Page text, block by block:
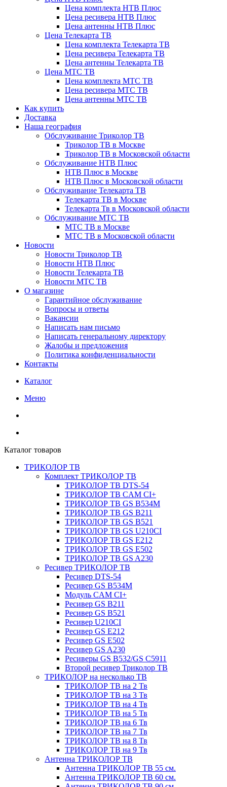
Цена комплекта НТВ Плюс
Цена ресивера НТВ Плюс
Цена антенны НТВ Плюс
Цена Телекарта ТВ
Цена комплекта Телекарта ТВ
Цена ресивера Телекарта ТВ
Цена антенны Телекарта ТВ
Цена МТС ТВ
Цена комплекта МТС ТВ
Цена ресивера МТС ТВ
Цена антенны МТС ТВ
Как купить
Доставка
Наша география
Обслуживание Триколор ТВ
Триколор ТВ в Москве
Триколор ТВ в Московской области
Обслуживание НТВ Плюс
НТВ Плюс в Москве
НТВ Плюс в Московской области
Обслуживание Телекарта ТВ
Телекарта ТВ в Москве
Телекарта Тв в Московской области
Обслуживание МТС ТВ
МТС ТВ в Москве
МТС ТВ в Московской области
Новости
Новости Триколор ТВ
Новости НТВ Плюс
Новости Телекарта ТВ
Новости МТС ТВ
О магазине
Гарантийное обслуживание
Вопросы и ответы
Вакансии
Написать нам письмо
Написать генеральному директору
Жалобы и предложения
Политика конфиденциальности
Контакты
Каталог
Меню
Каталог товаров
ТРИКОЛОР ТВ
Комплект ТРИКОЛОР ТВ
ТРИКОЛОР ТВ DTS-54
ТРИКОЛОР ТВ CAM CI+
ТРИКОЛОР ТВ GS B534M
ТРИКОЛОР ТВ GS B211
ТРИКОЛОР ТВ GS B521
ТРИКОЛОР ТВ GS U210CI
ТРИКОЛОР ТВ GS E212
ТРИКОЛОР ТВ GS E502
ТРИКОЛОР ТВ GS A230
Ресивер ТРИКОЛОР ТВ
Ресивер DTS-54
Ресивер GS B534M
Модуль CAM CI+
Ресивер GS B211
Ресивер GS B521
Ресивер U210CI
Ресивер GS E212
Ресивер GS E502
Ресивер GS A230
Ресиверы GS B532/GS C5911
Второй ресивер Триколор ТВ
ТРИКОЛОР на несколько ТВ
ТРИКОЛОР ТВ на 2 Тв
ТРИКОЛОР ТВ на 3 Тв
ТРИКОЛОР ТВ на 4 Тв
ТРИКОЛОР ТВ на 5 Тв
ТРИКОЛОР ТВ на 6 Тв
ТРИКОЛОР ТВ на 7 Тв
ТРИКОЛОР ТВ на 8 Тв
ТРИКОЛОР ТВ на 9 Тв
Антенна ТРИКОЛОР ТВ
Антенна ТРИКОЛОР ТВ 55 см.
Антенна ТРИКОЛОР ТВ 60 см.